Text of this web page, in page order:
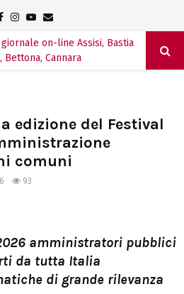
Facebook
Instagram
Youtube
Email
edizione del Festival
comuni
93
amministratori pubblici
da tutta Italia
di grande rilevanza